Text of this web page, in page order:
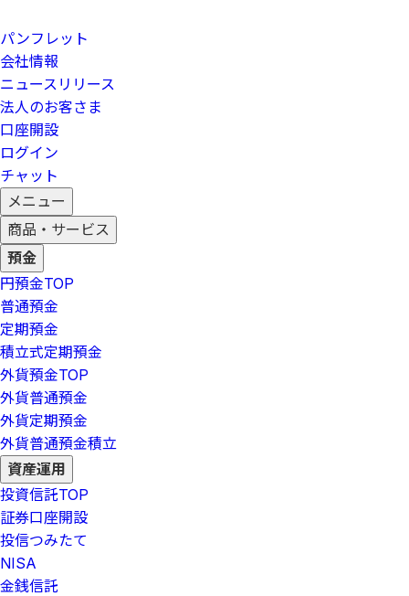
パンフレット
会社情報
ニュースリリース
法人のお客さま
口座開設
ログイン
チャット
メニュー
商品・サービス
預金
円預金TOP
普通預金
定期預金
積立式定期預金
外貨預金TOP
外貨普通預金
外貨定期預金
外貨普通預金積立
資産運用
投資信託TOP
証券口座開設
投信つみたて
NISA
金銭信託